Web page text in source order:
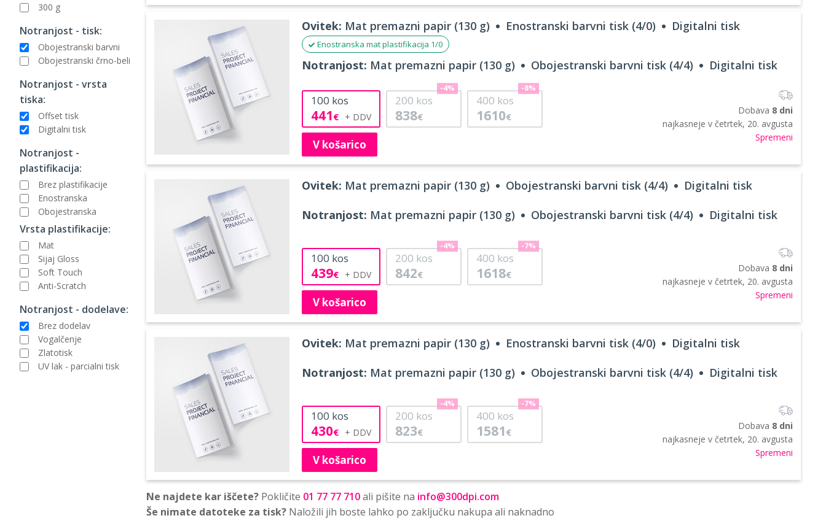
300 g
Notranjost - tisk:
Obojestranski barvni
Obojestranski črno-beli
Notranjost - vrsta
tiska:
Offset tisk
Digitalni tisk
Notranjost -
plastifikacija:
Brez plastifikacije
Enostranska
Obojestranska
Vrsta plastifikacije:
Mat
Sijaj Gloss
Soft Touch
Anti-Scratch
Notranjost - dodelave:
Brez dodelav
Vogalčenje
Zlatotisk
UV lak - parcialni tisk
Ovitek: Mat premazni papir (130 g) Enostranski barvni tisk (4/0) Digitalni tisk
Enostranska mat plastifikacija 1/0
Notranjost: Mat premazni papir (130 g) Obojestranski barvni tisk (4/4) Digitalni tisk
100 kos
441€
200 kos
838€
-4%
400 kos
1610€
-8%
V košarico
Dobava 8 dni
najkasneje v četrtek, 20. avgusta
Spremeni
Ovitek: Mat premazni papir (130 g) Obojestranski barvni tisk (4/4) Digitalni tisk
Notranjost: Mat premazni papir (130 g) Obojestranski barvni tisk (4/4) Digitalni tisk
100 kos
439€
200 kos
842€
-4%
400 kos
1618€
-7%
V košarico
Dobava 8 dni
najkasneje v četrtek, 20. avgusta
Spremeni
Ovitek: Mat premazni papir (130 g) Enostranski barvni tisk (4/0) Digitalni tisk
Notranjost: Mat premazni papir (130 g) Obojestranski barvni tisk (4/4) Digitalni tisk
100 kos
430€
200 kos
823€
-4%
400 kos
1581 €
-7%
V košarico
Dobava 8 dni
najkasneje v četrtek, 20. avgusta
Spremeni
Ne najdete kar iščete? Pokličite 01 77 77 710ali pišite na info@300dpi.com
Še nimate datoteke za tisk? Naložili jih boste lahko po zaključku nakupa ali naknadno